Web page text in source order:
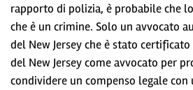
rapporto di polizia, è probabile che
che è un crimine. Solo un avvocato
del New Jersey che è stato
del New Jersey come avvocato per
condividere un compenso legale con